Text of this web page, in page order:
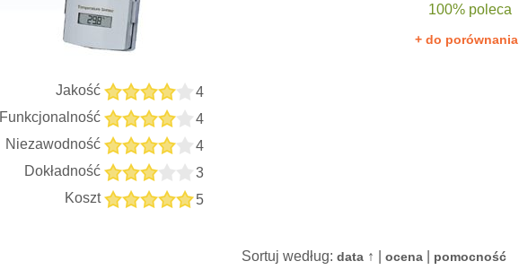
100% poleca
+ do porównania
Jakość
4
4
Niezawodność
4
Dokładność
3
Koszt
5
Sortuj według: data↑ | ocena| pomocność